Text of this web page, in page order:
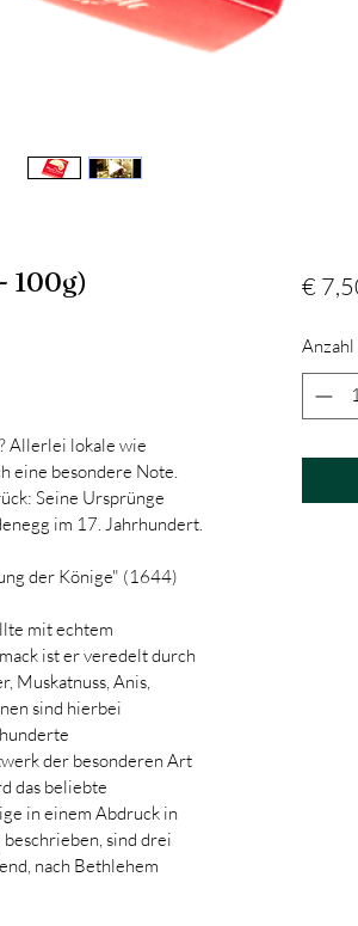
100g)
Allerlei lokale wie
eine besondere Note.
Seine Ursprünge
im 17. Jahrhundert.
der Könige" (1644)
mit echtem
ist er veredelt durch
Muskatnuss, Anis,
sind hierbei
der besonderen Art
das beliebte
in einem Abdruck in
sind drei
nach Bethlehem
€
Anzahl